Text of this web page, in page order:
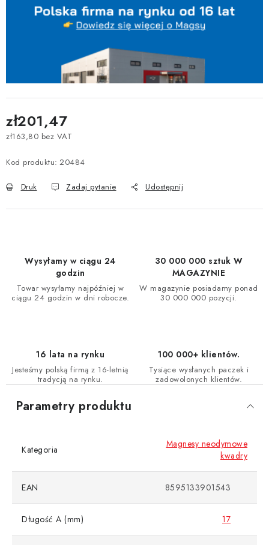
zł201,47
zł163,80 bez VAT
Kod produktu: 20484
Druk Zadaj pytanie Udostępnij
Wysyłamy w ciągu 24
godzin
Towar wysyłamy najpóźniej w
ciągu 24 godzin w dni robocze.
30 000 000 sztuk W
MAGAZYNIE
W magazynie posiadamy ponad
30 000 000 pozycji.
16 lata na rynku
Jesteśmy polską firmą z 16-letnią
tradycją na rynku.
100 000+ klientów.
Tysiące wysłanych paczek i
zadowolonych klientów.
Parametry produktu
Kategoria
Magnesy neodymowe
kwadry
EAN 8595133901543
Długość A (mm) 17